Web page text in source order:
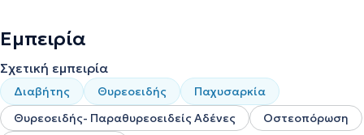
Ενδοκρινολογία, ώστε να παραμένει ενήμερος για τις εξελίξεις
Συλλόγου Πατρών, της Ελληνικής Ενδοκρινολογικής Εταιρείας,
της Ευρωπαϊκής Ενδοκρινολογικής Εταιρείας, αλλά και της
Αμερικανικής Ενδοκρινολογικής Εταιρείας.
Εμπειρία
Σχετική εμπειρία
Διαβήτης Θυρεοειδής
Παχυσαρκία
Θυρεοειδής- Παραθυρεοειδείς Αδένες
Οστεοπόρωση